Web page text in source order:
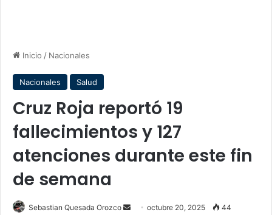
Inicio / Nacionales
Nacionales Salud
Cruz Roja reportó 19
fallecimientos y 127
atenciones durante este fin
de semana
Sebastian Quesada Orozco
Sendoctubre 20, 2025 44